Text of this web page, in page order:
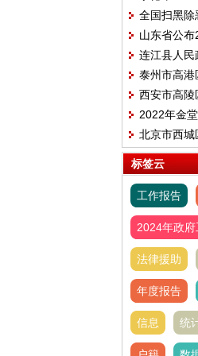
全国扫黑除
山东省公布
连江县人民
泰州市高
计公报
西安市高
2022年金
北京市西城
标签云
工作报告
2024年政
法律援助
年度报告
信息 统